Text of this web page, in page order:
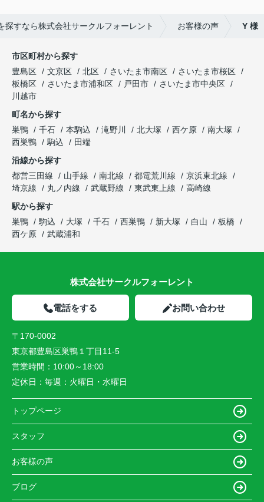
探すなら株式会社サークルフォーレント お客様の声 Y 様
市区町村から探す
豊島区
文京区 北区 さいたま市南区
さいたま市桜区
板橋区
さいたま市浦和区 戸田市
さいたま市中央区
川越市
町名から探す
巣鴨
千石 本駒込 滝野川 北大塚 西ケ原
南大塚
西巣鴨
駒込
田端
沿線から探す
都営三田線
山手線 南北線 都電荒川線
京浜東北線
埼京線
丸ノ内線 武蔵野線 東武東上線
高崎線
駅から探す
巣鴨
駒込 大塚 千石 西巣鴨 新大塚 白山
板橋
西ケ原
武蔵浦和
株式会社サークルフォーレント
電話をする お問い合わせ
〒170-0002
東京都豊島区巣鴨１丁目11-5
営業時間： 10:00～18:00
定休日： 毎週：火曜日・水曜日
トップページ
スタッフ
お客様の声
ブログ